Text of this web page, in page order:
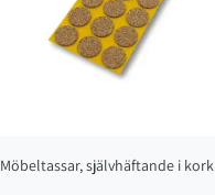
Möbeltassar, självhäftande i kork